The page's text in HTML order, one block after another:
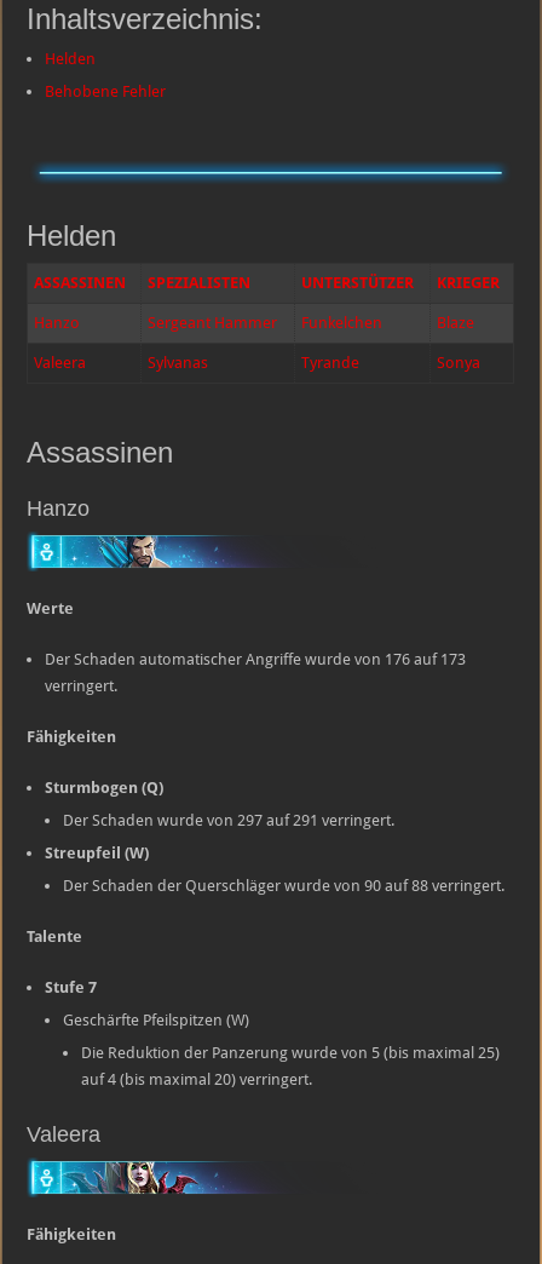
Januar
2018
Inhaltsverzeichnis:
Helden
Behobene Fehler
Helden
ASSASSINEN SPEZIALISTEN UNTERSTÜTZER KRIEGER
Hanzo Sergeant Hammer Funkelchen Blaze
Valeera Sylvanas Tyrande Sonya
Assassinen
Hanzo
Werte
Der Schaden automatischer Angriffe wurde von 176 auf 173
verringert.
Fähigkeiten
Sturmbogen (Q)
Der Schaden wurde von 297 auf 291 verringert.
Streupfeil (W)
Der Schaden der Querschläger wurde von 90 auf 88 verringert.
Talente
Stufe 7
Geschärfte Pfeilspitzen (W)
Die Reduktion der Panzerung wurde von 5 (bis maximal 25)
auf 4 (bis maximal 20) verringert.
Valeera
Fähigkeiten